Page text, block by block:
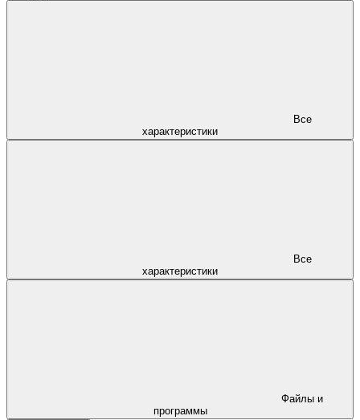
характеристики
характеристики
программы